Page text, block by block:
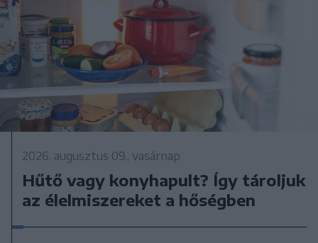
2026. augusztus 09., vasárnap
Hűtő vagy konyhapult? Így tároljuk
az élelmiszereket a hőségben